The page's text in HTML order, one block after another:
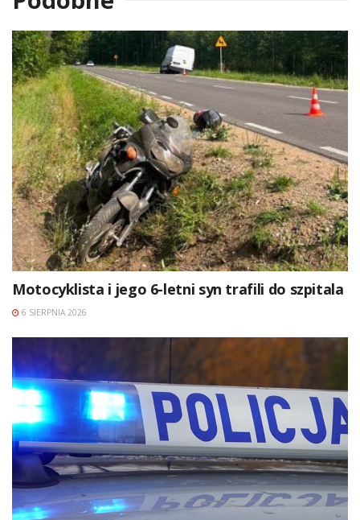
Motocyklista i jego 6-letni syn trafili do szpitala
6 SIERPNIA 2026